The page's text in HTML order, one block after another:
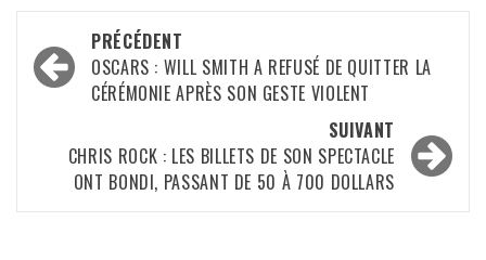
Navigation
d’article
PRÉCÉDENT
OSCARS : WILL SMITH A REFUSÉ DE QUITTER LA
CÉRÉMONIE APRÈS SON GESTE VIOLENT
SUIVANT
CHRIS ROCK : LES BILLETS DE SON SPECTACLE
ONT BONDI, PASSANT DE 50 À 700 DOLLARS